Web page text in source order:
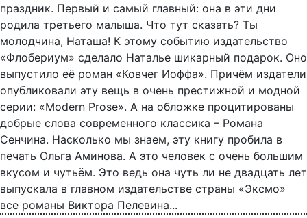
праздник. Первый и самый главный: она в эти дни
родила третьего малыша. Что тут сказать? Ты
молодчина, Наташа! К этому событию издательство
«Флобериум» сделало Наталье шикарный подарок. Оно
выпустило её роман «Ковчег Иоффа». Причём издатели
опубликовали эту вещь в очень престижной и модной
серии: «Modern Prose». А на обложке процитированы
добрые слова современного классика – Романа
Сенчина. Насколько мы знаем, эту книгу пробила в
печать Ольга Аминова. А это человек с очень большим
вкусом и чутьём. Это ведь она чуть ли не двадцать лет
выпускала в главном издательстве страны «Эксмо»
все романы Виктора Пелевина...